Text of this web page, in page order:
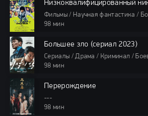
Низкоквалифицированный
Фильмы / Научная фантастика /
98 мин
Большее зло (сериал 2023)
Сериалы / Драма / Криминал /
98 мин
Перерождение
---
98 мин